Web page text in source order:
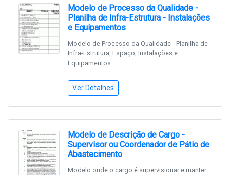
Modelo de Processo da Qualidade -
Planilha de Infra-Estrutura - Instalações
e Equipamentos
Modelo de Processo da Qualidade - Planilha de
Infra-Estrutura, Espaço, Instalações e
Equipamentos...
Ver Detalhes
Modelo de Descrição de Cargo -
Supervisor ou Coordenador de Pátio de
Abastecimento
Modelo onde o cargo é supervisionar e manter